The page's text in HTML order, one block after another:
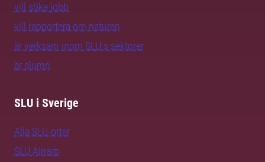
vill söka jobb
vill rapportera om naturen
är verksam inom SLU:s sektorer
är alumn
SLU i Sverige
Alla SLU-orter
SLU Alnarp